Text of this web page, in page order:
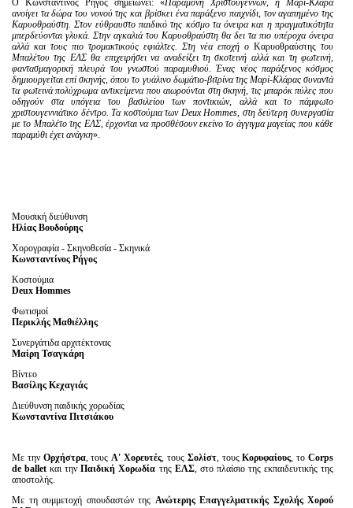
Ο Κωνσταντίνος Ρήγος σημειώνει: «Παραμονή Χριστουγέννων, η Μαρί-Κλάρα
ανοίγει τα δώρα του νονού της και βρίσκει ένα παράξενο παιχνίδι, τον αγαπημένο της
Καρυοθραύστη. Στον εύθραυστο παιδικό της κόσμο τα όνειρα και η πραγματικότητα
μπερδεύονται γλυκά. Στην αγκαλιά του Καρυοθραύστη θα δει τα πιο υπέροχα όνειρα
αλλά και τους πιο τρομακτικούς εφιάλτες. Στη νέα εποχή ο Καρυοθραύστης του
Μπαλέτου της ΕΛΣ θα επιχειρήσει να αναδείξει τη σκοτεινή αλλά και τη φωτεινή,
φαντασμαγορική πλευρά του γνωστού παραμυθιού. Ένας νέος παράξενος κόσμος
δημιουργείται επί σκηνής, όπου το γυάλινο δωμάτιο-βιτρίνα της Μαρί-Κλάρας συναντά
τα φωτεινά πολύχρωμα αντικείμενα που αιωρούνται στη σκηνή, τις μπαρόκ πύλες που
οδηγούν στα υπόγεια του βασιλείου των ποντικιών, αλλά και το πάμφωτο
χριστουγεννιάτικο δέντρο. Τα κοστούμια των Deux Hommes, στη δεύτερη συνεργασία
με το Μπαλέτο της ΕΛΣ, έρχονται να προσθέσουν εκείνο το άγγιγμα μαγείας που κάθε
παραμύθι έχει ανάγκη».
Μουσική διεύθυνση
Ηλίας Βουδούρης
Χορογραφία - Σκηνοθεσία - Σκηνικά
Κωνσταντίνος Ρήγος
Κοστούμια
Deux Hommes
Φωτισμοί
Περικλής Μαθιέλλης
Συνεργάτιδα αρχιτέκτονας
Μαίρη Τσαγκάρη
Βίντεο
Βασίλης Κεχαγιάς
Διεύθυνση παιδικής χορωδίας
Κωνσταντίνα Πιτσιάκου
Με την Ορχήστρα, τουςΑ' Χορευτές, τους Σολίστ, τουςΚορυφαίους, τοCorps
de ballet και τηνΠαιδική Χορωδία της ΕΛΣ, στο πλαίσιο της εκπαιδευτικής της
αποστολής.
Με τη συμμετοχή σπουδαστών της Ανώτερης Επαγγελματικής Σχολής Χορού